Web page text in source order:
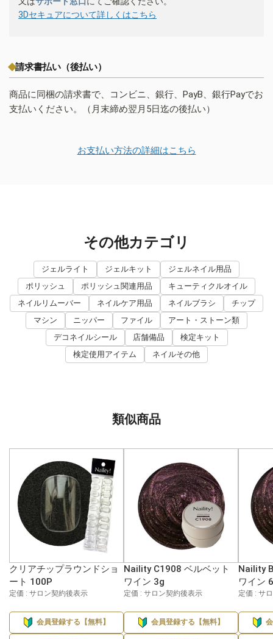
3Dセキュアについて詳しくはこちら
請求書払い（後払い）
商品に同梱の請求書で、コンビニ、銀行、PayB、銀行Payでお
支払いください。（月末締め翌月5日迄の後払い）
お支払い方法の詳細はこちら
その他カテゴリ
ジェルライト ジェルキット
ジェルネイル用品
ポリッシュ
ポリッシュ関連用品
キューティクルオイル
ネイルリムーバー
ネイルケア用品 ネイルブラシ
チップ
マシン
ニッパー ファイル
アート・ストーン類
デコネイルシール
店舗備品
検定キット
検定使用アイテム
ネイルその他
類似商品
クリアチップラウンドショ
ート 100P
定価 : サロン契約後表示
会員登録する【無料】
Naility C1908 ベルベット
ワイン 3g
定価 : サロン契約後表示
会員登録する【無料】
Naility
ワイン
定価 : サ